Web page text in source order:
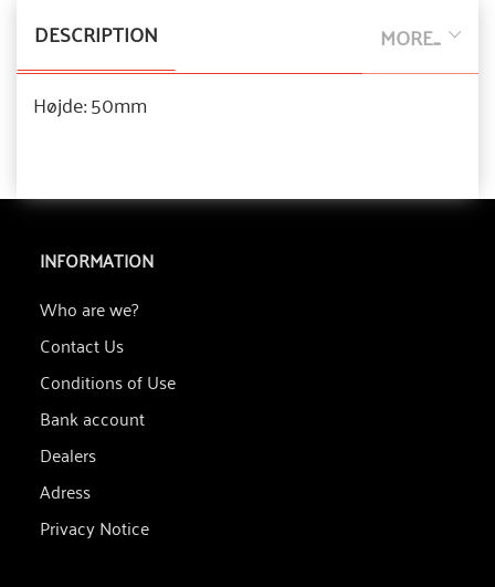
MORE...
DESCRIPTION
Højde: 50mm
INFORMATION
Who are we?
Contact Us
Conditions of Use
Bank account
Dealers
Adress
Privacy Notice